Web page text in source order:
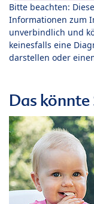
Bitte beachten:
Informationen zum
unverbindlich und
keinesfalls eine
darstellen oder
Das könnte